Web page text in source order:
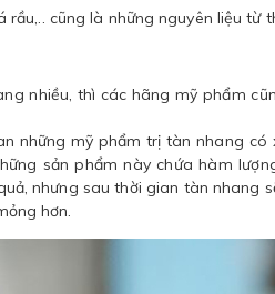
cũng là những nguyên liệu từ
nhiều, thì các hãng mỹ phẩm
những mỹ phẩm trị tàn nhang có
sản phẩm này chứa hàm
nhưng sau thời gian tàn nhang
hơn.